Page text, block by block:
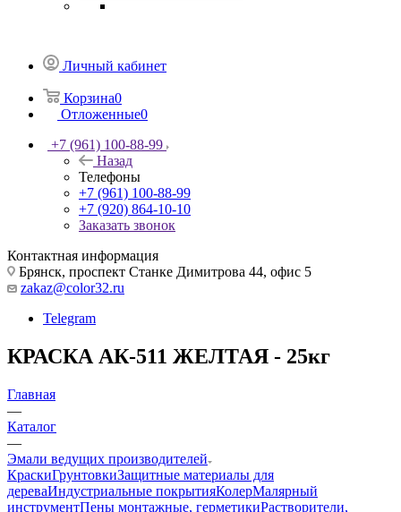
Личный кабинет
Корзина0
Отложенные0
+7 (961) 100-88-99
Назад
Телефоны
+7 (961) 100-88-99
+7 (920) 864-10-10
Заказать звонок
Контактная информация
Брянск, проспект Станке Димитрова 44, офис 5
zakaz@color32.ru
Telegram
КРАСКА АК-511 ЖЕЛТАЯ - 25кг
Главная
—
Каталог
—
Эмали ведущих производителей
КраскиГрунтовкиЗащитные материалы для
дереваИндустриальные покрытияКолерМалярный
инструментПены монтажные, герметикиРастворители,